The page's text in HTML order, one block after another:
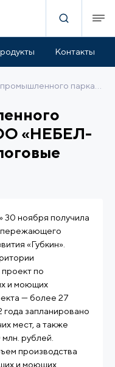
Контакты
«НЕБЕЛ-
ноября получила
«Губкин».
по
и моющих
— более 27
запланировано
мест, а также
рублей.
производства
и моющих